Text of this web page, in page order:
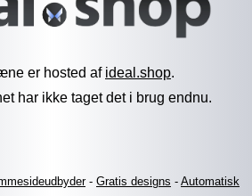
er hosted af ideal.shop.
har ikke taget det i brug endnu.
- Gratis designs - Automatisk